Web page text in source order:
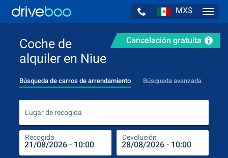
MX$
Cancelación gratuita
Coche de
alquiler en Niue
Búsqueda de carros de arrendamiento Búsqueda avanzada
Lugar de recogida
Recogida Devolución